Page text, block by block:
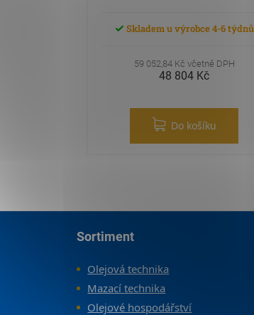
Skladem u výrobce 4-6 týdnů
59 052,84 Kč včetně DPH
48 804 Kč
Do košíku
Sortiment
Olejová technika
Mazací technika
Olejové hospodářství